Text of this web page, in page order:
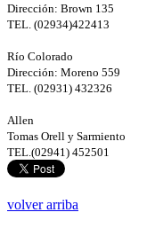
Dirección: Brown 135
TEL. (02934)422413
Río Colorado
Dirección: Moreno 559
TEL. (02931) 432326
Allen
Tomas Orell y Sarmiento
TEL.(02941) 452501
volver arriba